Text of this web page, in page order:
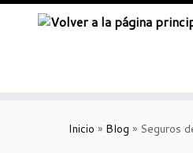
Inicio » Blog » Seguros